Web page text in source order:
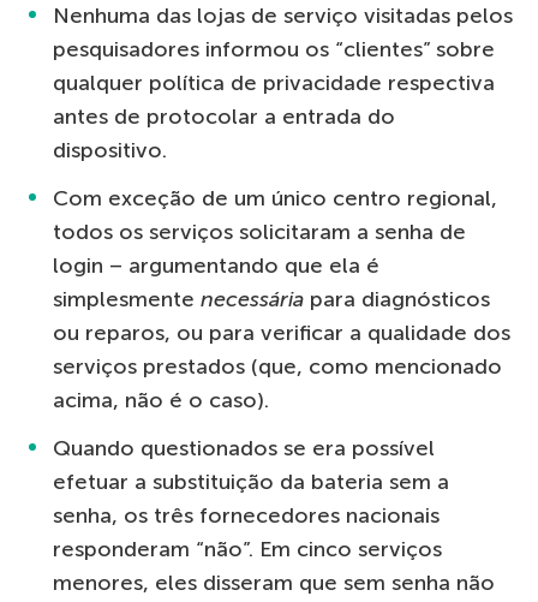
Nenhuma das lojas de serviço visitadas pelos
pesquisadores informou os “clientes” sobre
qualquer política de privacidade respectiva
antes de protocolar a entrada do
dispositivo.
Com exceção de um único centro regional,
todos os serviços solicitaram a senha de
login – argumentando que ela é
simplesmente necessária para diagnósticos
ou reparos, ou para verificar a qualidade dos
serviços prestados (que, como mencionado
acima, não é o caso).
Quando questionados se era possível
efetuar a substituição da bateria sem a
senha, os três fornecedores nacionais
responderam “não”. Em cinco serviços
menores, eles disseram que sem senha não